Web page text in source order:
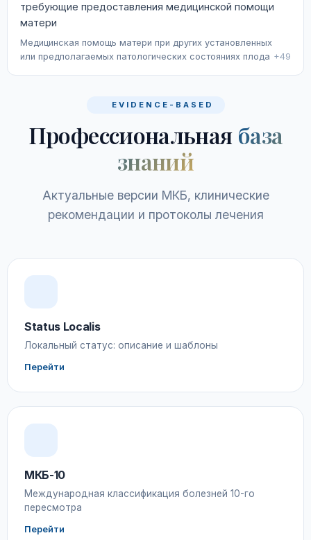
требующие предоставления медицинской помощи
матери
Медицинская помощь матери при других установленных
или предполагаемых патологических состояниях плода +49
EVIDENCE-BASED
Профессиональная база
знаний
Актуальные версии МКБ, клинические
рекомендации и протоколы лечения
Status Localis
Локальный статус: описание и шаблоны
Перейти
МКБ-10
Международная классификация болезней 10-го
пересмотра
Перейти